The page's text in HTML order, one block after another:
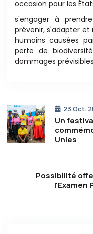
occasion pour les
s'engager à
prévenir, s'adapter et
humains causées
perte de
dommages
Un
Unies
23 Oct.
Possibilité
l'Examen